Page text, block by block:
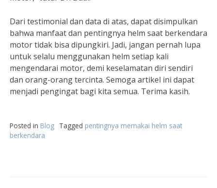
Dari testimonial dan data di atas, dapat disimpulkan
bahwa manfaat dan pentingnya helm saat berkendara
motor tidak bisa dipungkiri. Jadi, jangan pernah lupa
untuk selalu menggunakan helm setiap kali
mengendarai motor, demi keselamatan diri sendiri
dan orang-orang tercinta. Semoga artikel ini dapat
menjadi pengingat bagi kita semua. Terima kasih.
Posted in Blog Tagged pentingnya memakai helm saat
berkendara